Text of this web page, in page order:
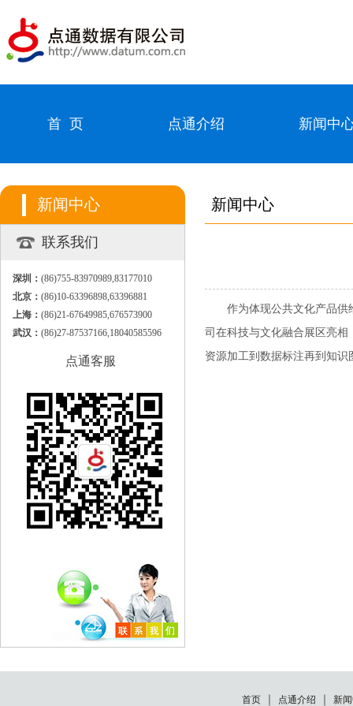
首 页 点通介绍 新闻中
新闻中心
联系我们
深圳： (86)755-83970989,83177010
北京： (86)10-63396898,63396881
上海： (86)21-67649985,676573900
武汉： (86)27-87537166,18040585596
点通客服
新闻中心
作为体现公共文化产品供
司在科技与文化融合展区亮
资源加工到数据标注再到知
首页 点通介绍 新